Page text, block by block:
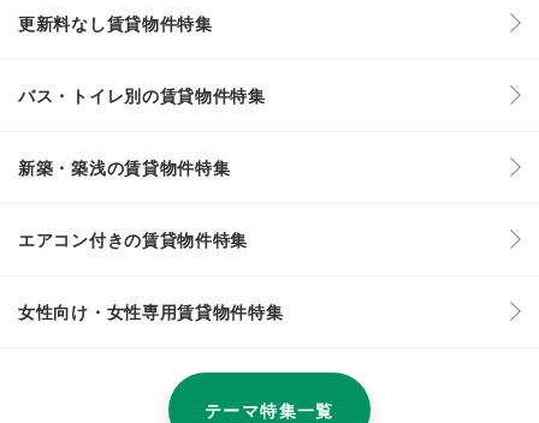
更新料なし賃貸物件特集
バス・トイレ別の賃貸物件特集
新築・築浅の賃貸物件特集
エアコン付きの賃貸物件特集
女性向け・女性専用賃貸物件特集
テーマ特集一覧